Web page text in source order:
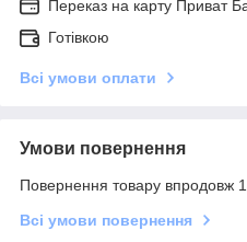
Переказ на карту Приват
Готівкою
Всі умови оплати
Умови повернення
Повернення товару впродовж
Всі умови повернення